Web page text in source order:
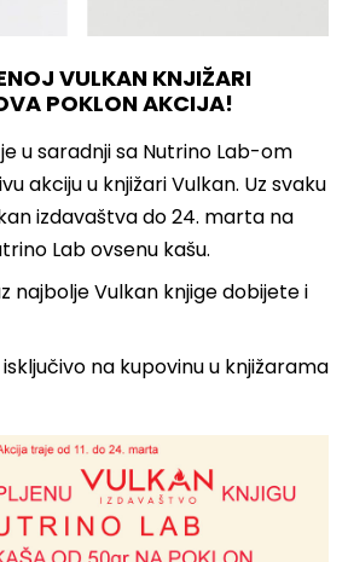
VULKAN KNJIŽARI
POKLON AKCIJA!
u saradnji sa Nutrino Lab-om
akciju u knjižari Vulkan. Uz svaku
izdavaštva do 24. marta na
Lab ovsenu kašu.
najbolje Vulkan knjige dobijete i
na kupovinu u knjižarama